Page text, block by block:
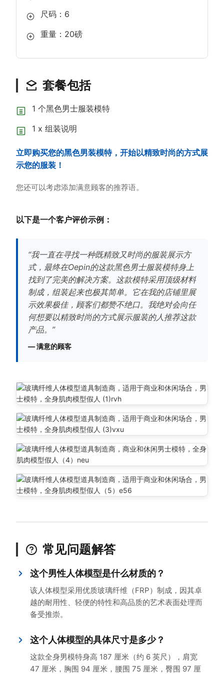
尺码：6
重量：20磅
套餐包括
1 个黑色男士服装模特
1 x 组装说明
立即购买您的黑色男装模特，开始以精致时尚的方式展
示您的服装！
您还可以考虑添加满意顾客的推荐语。
以下是一个客户评价示例：
“我一直在寻找一种既精致又时尚的服装展示方
式，最终在Oepin的这款黑色男士服装模特身上
找到了完美的解决方案。这款模特采用顶级材料
制成，组装起来也极其简单。它在我的店铺里展
示效果极佳，顾客们都赞不绝口。我绝对会向任
何想要以精致时尚的方式展示服装的人推荐这款
产品。”
— 满意的顾客
常见问题解答
这个男性人体模型是什么材质的？
该人体模型采用优质玻璃纤维（FRP）制成，因其卓
越的耐用性、轻便的特性和高品质的艺术表面处理而
备受推崇。
这个人体模型的具体尺寸是多少？
这款全身男模特身高 187 厘米（约 6 英尺），肩宽
47 厘米，胸围 94 厘米，腰围 75 厘米，臀围 97 厘